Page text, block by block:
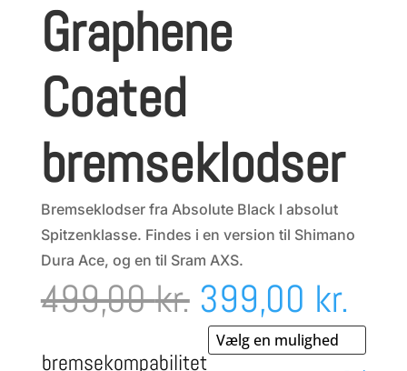
Graphene
Coated
bremseklodser
Bremseklodser fra Absolute Black I absolut
Spitzenklasse. Findes i en version til Shimano
Dura Ace, og en til Sram AXS.
499,00kr. Den
oprindelige
399,00 kr.
bremsekompabilitet